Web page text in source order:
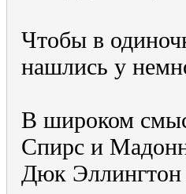
Чтобы в
нашлись у
В широком
Спирс и
Дюк Эллингтон